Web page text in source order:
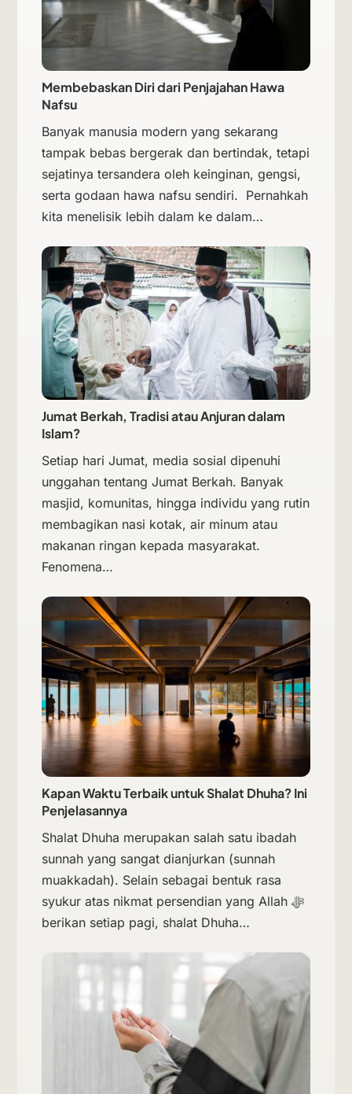
Membebaskan Diri dari Penjajahan Hawa
Nafsu
Banyak manusia modern yang sekarang
tampak bebas bergerak dan bertindak, tetapi
sejatinya tersandera oleh keinginan, gengsi,
serta godaan hawa nafsu sendiri. Pernahkah
kita menelisik lebih dalam ke dalam…
Jumat Berkah, Tradisi atau Anjuran dalam
Islam?
Setiap hari Jumat, media sosial dipenuhi
unggahan tentang Jumat Berkah. Banyak
masjid, komunitas, hingga individu yang rutin
membagikan nasi kotak, air minum atau
makanan ringan kepada masyarakat.
Fenomena…
Kapan Waktu Terbaik untuk Shalat Dhuha? Ini
Penjelasannya
Shalat Dhuha merupakan salah satu ibadah
sunnah yang sangat dianjurkan (sunnah
muakkadah). Selain sebagai bentuk rasa
syukur atas nikmat persendian yang Allah ﷻ
berikan setiap pagi, shalat Dhuha…